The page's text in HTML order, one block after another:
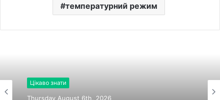
температурний режим
Цікаво знати
Thursday August 6th, 2026